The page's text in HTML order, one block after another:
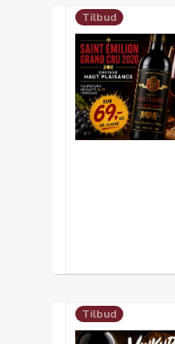
Tilbud
Tilbud